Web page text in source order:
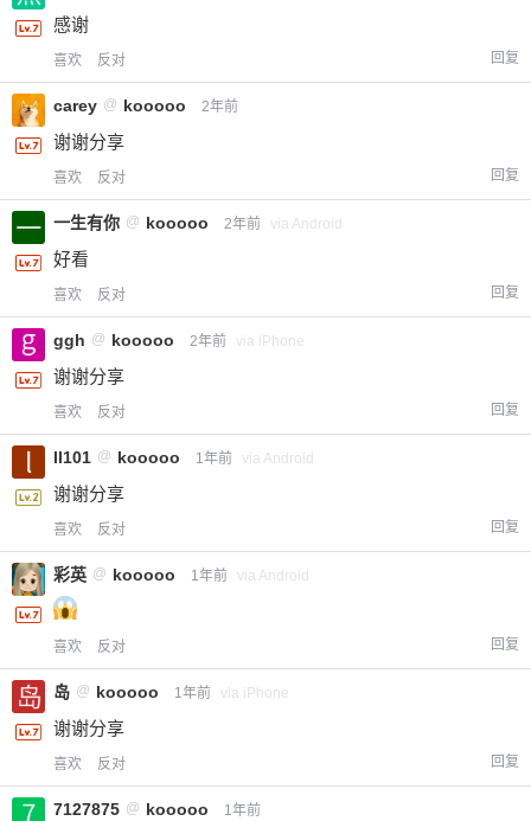
感谢
喜欢 反对 回复
carey @ kooooo 2年前
谢谢分享
喜欢 反对 回复
一生有你 @ kooooo 2年前 via Android
好看
喜欢 反对 回复
ggh @ kooooo 2年前 via iPhone
谢谢分享
喜欢 反对 回复
ll101 @ kooooo 1年前 via Android
谢谢分享
喜欢 反对 回复
彩英 @ kooooo 1年前 via Android
喜欢 反对 回复
岛 @ kooooo 1年前 via iPhone
谢谢分享
喜欢 反对 回复
7127875 @ kooooo 1年前